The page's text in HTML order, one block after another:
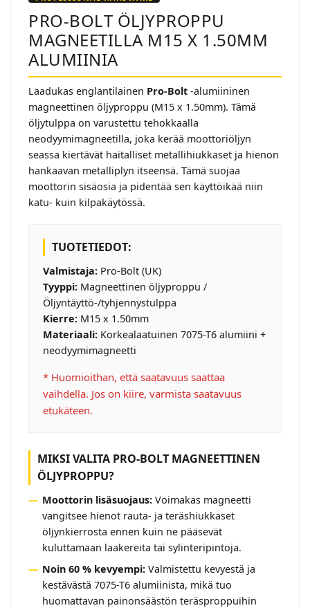
PRO-BOLT ÖLJYPROPPU
MAGNEETILLA M15 X 1.50MM
ALUMIINIA
Laadukas englantilainen Pro-Bolt -alumiininen
magneettinen öljyproppu (M15 x 1.50mm). Tämä
öljytulppa on varustettu tehokkaalla
neodyymimagneetilla, joka kerää moottoriöljyn
seassa kiertävät haitalliset metallihiukkaset ja hienon
hankaavan metalliplyn itseensä. Tämä suojaa
moottorin sisäosia ja pidentää sen käyttöikää niin
katu- kuin kilpakäytössä.
TUOTETIEDOT:
Valmistaja: Pro-Bolt (UK)
Tyyppi: Magneettinen öljyproppu /
Öljyntäyttö-/tyhjennystulppa
Kierre: M15 x 1.50mm
Materiaali: Korkealaatuinen 7075-T6 alumiini +
neodyymimagneetti
* Huomioithan, että saatavuus saattaa
vaihdella. Jos on kiire, varmista saatavuus
etukäteen.
MIKSI VALITA PRO-BOLT MAGNEETTINEN
ÖLJYPROPPU?
Moottorin lisäsuojaus: Voimakas magneetti
vangitsee hienot rauta- ja teräshiukkaset
öljynkierrosta ennen kuin ne pääsevät
kuluttamaan laakereita tai sylinteripintoja.
Noin 60 % kevyempi: Valmistettu kevyestä ja
kestävästä 7075-T6 alumiinista, mikä tuo
huomattavan painonsäästön teräsproppuihin